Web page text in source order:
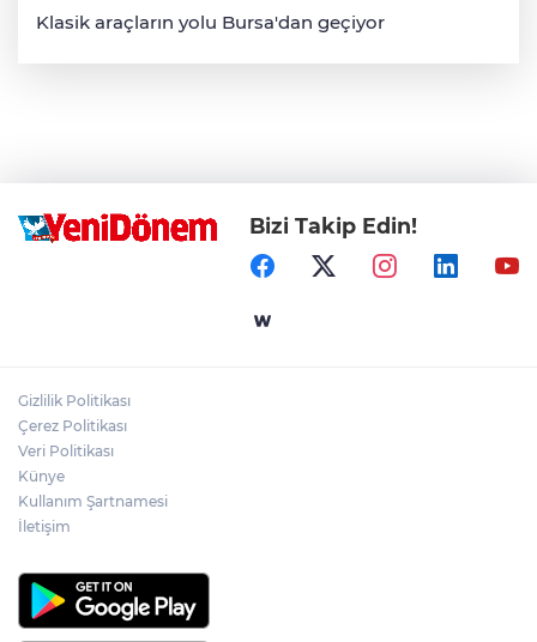
Klasik araçların yolu Bursa'dan geçiyor
Bizi Takip Edin!
Gizlilik Politikası
Çerez Politikası
Veri Politikası
Künye
Kullanım Şartnamesi
İletişim